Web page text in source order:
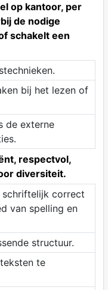
op kantoor, per
de nodige
schakelt een
bij het lezen of
de externe
respectvol,
diversiteit.
schriftelijk correct
van spelling en
structuur.
te